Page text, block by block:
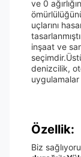
ve 0
uçlarını
inşaat ve
denizcilik,
Özellik:
Biz